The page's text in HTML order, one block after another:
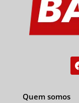
Quem somos